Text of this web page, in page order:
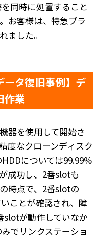
同時に処置すること
お客様は、特急プラ
ました。
ータ復旧事例】デ
作業
器を使用して開始さ
度なクローンディスク
については99.99%
成功し、2番slotも
時点で、2番slotの
ことが確認され、障
slotが動作していなか
でリンクステーショ